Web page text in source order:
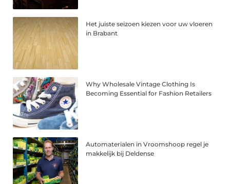
Het juiste seizoen kiezen voor uw vloeren
in Brabant
Why Wholesale Vintage Clothing Is
Becoming Essential for Fashion Retailers
Automaterialen in Vroomshoop regel je
makkelijk bij Deldense